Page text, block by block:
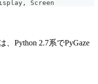
, Screen
Python 2.7系でPyGaze